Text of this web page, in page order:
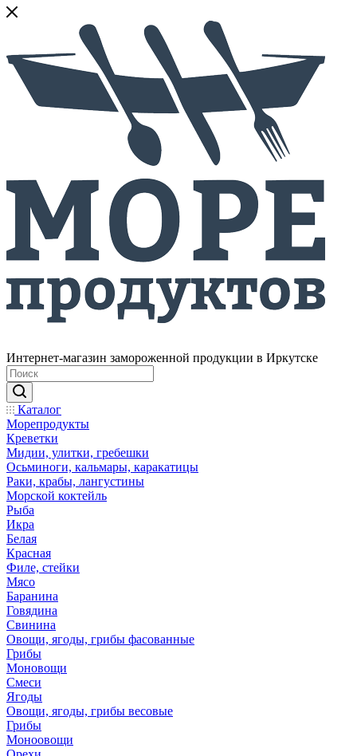
Интернет-магазин замороженной продукции в Иркутске
Каталог
Морепродукты
Креветки
Мидии, улитки, гребешки
Осьминоги, кальмары, каракатицы
Раки, крабы, лангустины
Морской коктейль
Рыба
Икра
Белая
Красная
Филе, стейки
Мясо
Баранина
Говядина
Свинина
Овощи, ягоды, грибы фасованные
Грибы
Моновощи
Смеси
Ягоды
Овощи, ягоды, грибы весовые
Грибы
Моноовощи